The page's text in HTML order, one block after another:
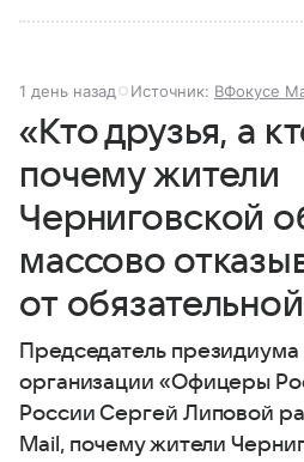
1 день назад Источник: ВФокусе
«Кто друзья, а
почему жители
Черниговской
массово
от
Председатель
организации «Офицеры
России Сергей Липовой
Mail, почему жители